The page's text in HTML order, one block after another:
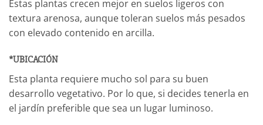
Estas plantas crecen mejor en suelos ligeros con
textura arenosa, aunque toleran suelos más pesados
con elevado contenido en arcilla.
*UBICACIÓN
Esta planta requiere mucho sol para su buen
desarrollo vegetativo. Por lo que, si decides tenerla en
el jardín preferible que sea un lugar luminoso.